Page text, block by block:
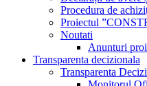
Procedura de
Proiectul
Noutati
Anunturi
Transparenta decizionala
Transparenta